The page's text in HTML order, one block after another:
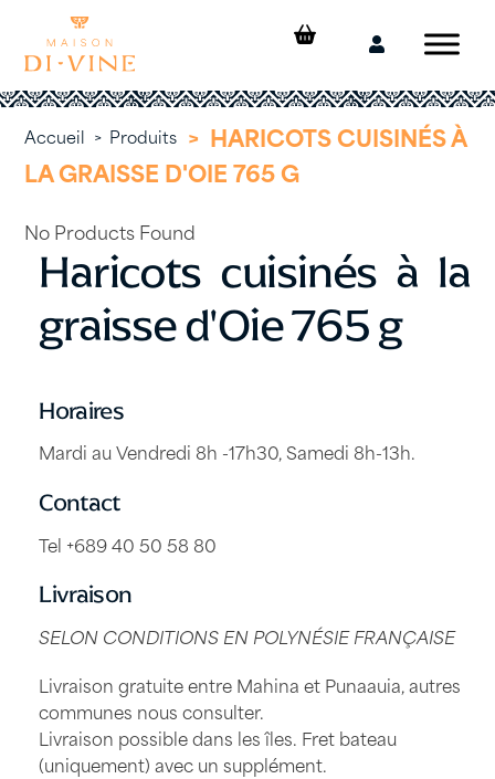
content
Mon
Accueil > Produits > HARICOTS CUISINÉS À
LA GRAISSE D'OIE 765 G
Haricots cuisinés à la
graisse d'Oie 765 g
Horaires
Mardi au Vendredi 8h -17h30, Samedi 8h-13h.
Contact
Tel +689 40 50 58 80
Livraison
SELON CONDITIONS EN POLYNÉSIE FRANÇAISE
Livraison gratuite entre Mahina et Punaauia, autres
communes nous consulter.
Livraison possible dans les îles. Fret bateau
(uniquement) avec un supplément.
No Products Found